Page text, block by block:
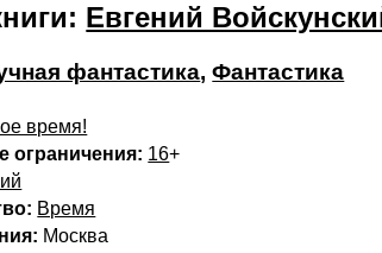
Евгений
фантастика,Фантастика
время!
ограничения: 16+
Время
Москва